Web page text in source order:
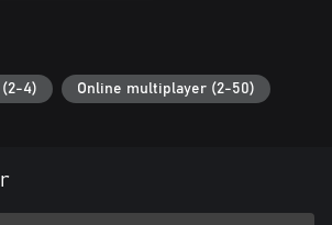
4) Online multiplayer (2-50)